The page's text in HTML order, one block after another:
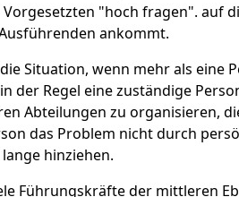
"hoch fragen". auf
ankommt.
Situation, wenn mehr als eine
der Regel eine zuständige
Abteilungen zu organisieren,
das Problem nicht durch
hinziehen.
Führungskräfte der mittleren